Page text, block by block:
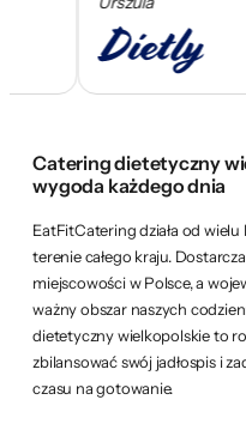
Catering dietetyczny
wygoda każdego dnia
EatFitCatering działa od
terenie całego kraju.
miejscowości w Polsce, a
ważny obszar naszych
dietetyczny wielkopolskie to
zbilansować swój jadłospis i
czasu na gotowanie.